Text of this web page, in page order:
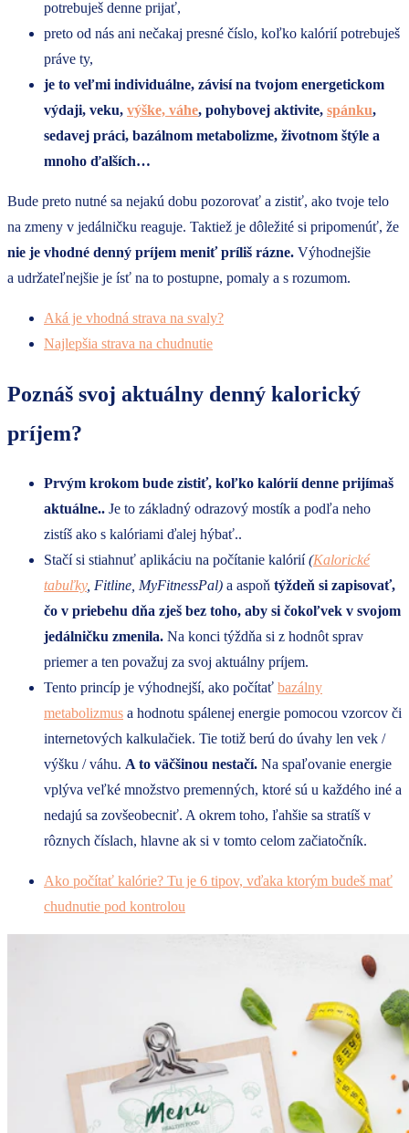
potrebuješ denne prijať,
preto od nás ani nečakaj presné číslo, koľko kalórií potrebuješ
práve ty,
je to veľmi individuálne, závisí na tvojom energetickom
výdaji, veku, výške, váhe, pohybovej aktivite, spánku,
sedavej práci, bazálnom metabolizme, životnom štýle a
mnoho ďalších…
Bude preto nutné sa nejakú dobu pozorovať a zistiť, ako tvoje telo
na zmeny v jedálničku reaguje. Taktiež je dôležité si pripomenúť, že
nie je vhodné denný príjem meniť príliš rázne. Výhodnejšie
a udržateľnejšie je ísť na to postupne, pomaly a s rozumom.
Aká je vhodná strava na svaly?
Najlepšia strava na chudnutie
Poznáš svoj aktuálny denný kalorický
príjem?
Prvým krokom bude zistiť, koľko kalórií denne prijímaš
aktuálne.. Je to základný odrazový mostík a podľa neho
zistíš ako s kalóriami ďalej hýbať..
Stačí si stiahnuť aplikáciu na počítanie kalórií(Kalorické
tabuľky, Fitline, MyFitnessPal) a aspoň týždeň si zapisovať,
čo v priebehu dňa zješ bez toho, aby si čokoľvek v svojom
jedálničku zmenila. Na konci týždňa si z hodnôt sprav
priemer a ten považuj za svoj aktuálny príjem.
Tento princíp je výhodnejší, ako počítať bazálny
metabolizmus a hodnotu spálenej energie pomocou vzorcov či
internetových kalkulačiek. Tie totiž berú do úvahy len vek /
výšku / váhu. A to väčšinou nestačí. Na spaľovanie energie
vplýva veľké množstvo premenných, ktoré sú u každého iné a
nedajú sa zovšeobecniť. A okrem toho, ľahšie sa stratíš v
rôznych číslach, hlavne ak si v tomto celom začiatočník.
Ako počítať kalórie? Tu je 6 tipov, vďaka ktorým budeš mať
chudnutie pod kontrolou